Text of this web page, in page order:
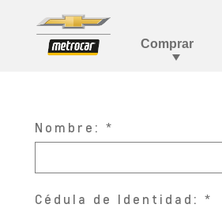
Nombre:
Cédula de Identidad: